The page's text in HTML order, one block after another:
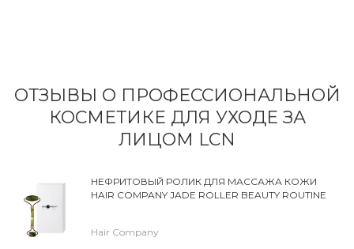
ОТЗЫВЫ О ПРОФЕССИОНАЛЬНОЙ
КОСМЕТИКЕ ДЛЯ УХОДЕ ЗА
ЛИЦОМ LCN
НЕФРИТОВЫЙ РОЛИК ДЛЯ МАССАЖА КОЖИ
HAIR COMPANY JADE ROLLER BEAUTY ROUTINE
Hair Company